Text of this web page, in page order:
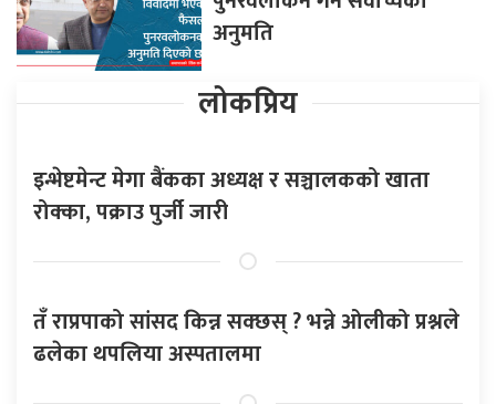
अनुमति
लोकप्रिय
इन्भेष्टमेन्ट मेगा बैंकका अध्यक्ष र सञ्चालकको खाता
रोक्का, पक्राउ पुर्जी जारी
तँ राप्रपाको सांसद किन्न सक्छस् ? भन्ने ओलीको प्रश्नले
ढलेका थपलिया अस्पतालमा